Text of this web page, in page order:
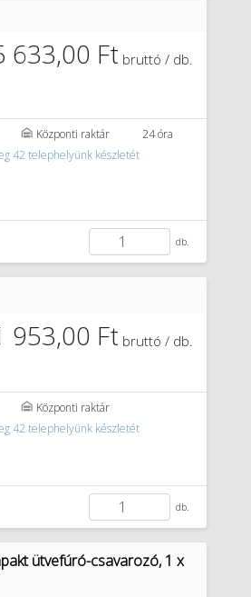
633,00 Ft bruttó / db.
Központi raktár
24 óra
42 telephelyünk készletét
db.
953,00 Ft bruttó / db.
Központi raktár
42 telephelyünk készletét
db.
ütvefúró-csavarozó, 1 x